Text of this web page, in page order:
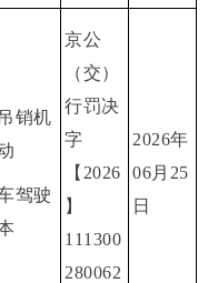
吊销机
驾驶
京公
（交）
行罚决
字
【2026
】
111300
280062
2026年
06月25
日